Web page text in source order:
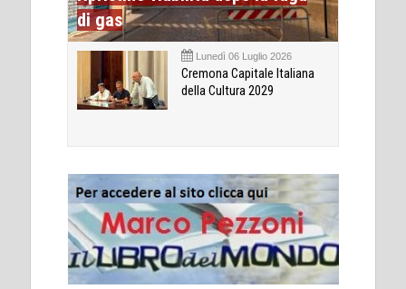
di gas
Lunedì 06 Luglio 2026
Cremona Capitale Italiana
della Cultura 2029